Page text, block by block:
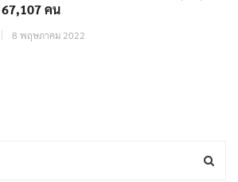
67,107 คน
8 พฤษภาคม 2022